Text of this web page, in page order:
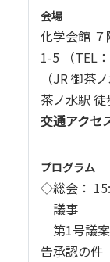
会場
化学会館
1-5 （TEL
（JR 御茶
茶ノ水駅 徒
交通アクセ
プログラム
◇総会：
議事
第1号議
告承認の件